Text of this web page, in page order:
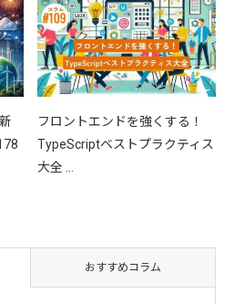
フロントエンドを強くする！
TypeScriptベストプラクティス
大全 …
おすすめコラム